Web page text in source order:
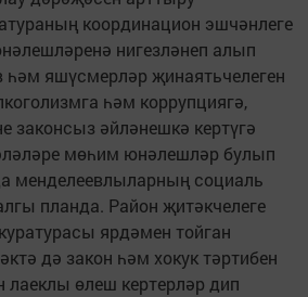
координацион эшчәнлеге
нигезләнеп алып
яшүсмерләр җинаятьчелеген
һәм коррупциягә,
законсыз әйләнешкә кертүгә
мөһим юнәлешләр булып
менделеевлыларның социаль
планда. Район җитәкчелеге
ярдәмен тойган
дә закон һәм хокук тәртибен
лаеклы өлеш кертерләр дип